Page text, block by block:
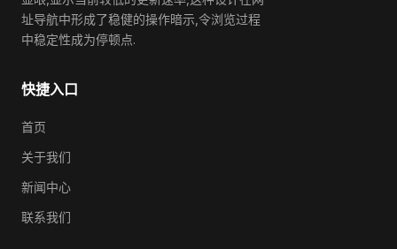
址导航中形成了稳健的操作暗示,令浏览过程
中稳定性成为停顿点.
快捷入口
首页
关于我们
新闻中心
联系我们